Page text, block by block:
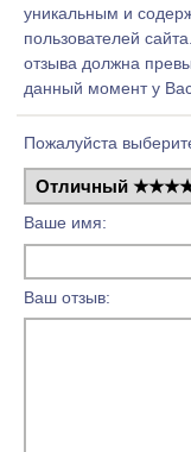
уникальным и
пользователей
отзыва должна
данный момент у
Пожалуйста
Ваше имя:
Ваш отзыв: